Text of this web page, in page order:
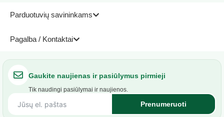
Parduotuvių savininkams
Pagalba / Kontaktai
Gaukite naujienas ir pasiūlymus pirmieji
Tik naudingi pasiūlymai ir naujienos.
Prenumeruoti